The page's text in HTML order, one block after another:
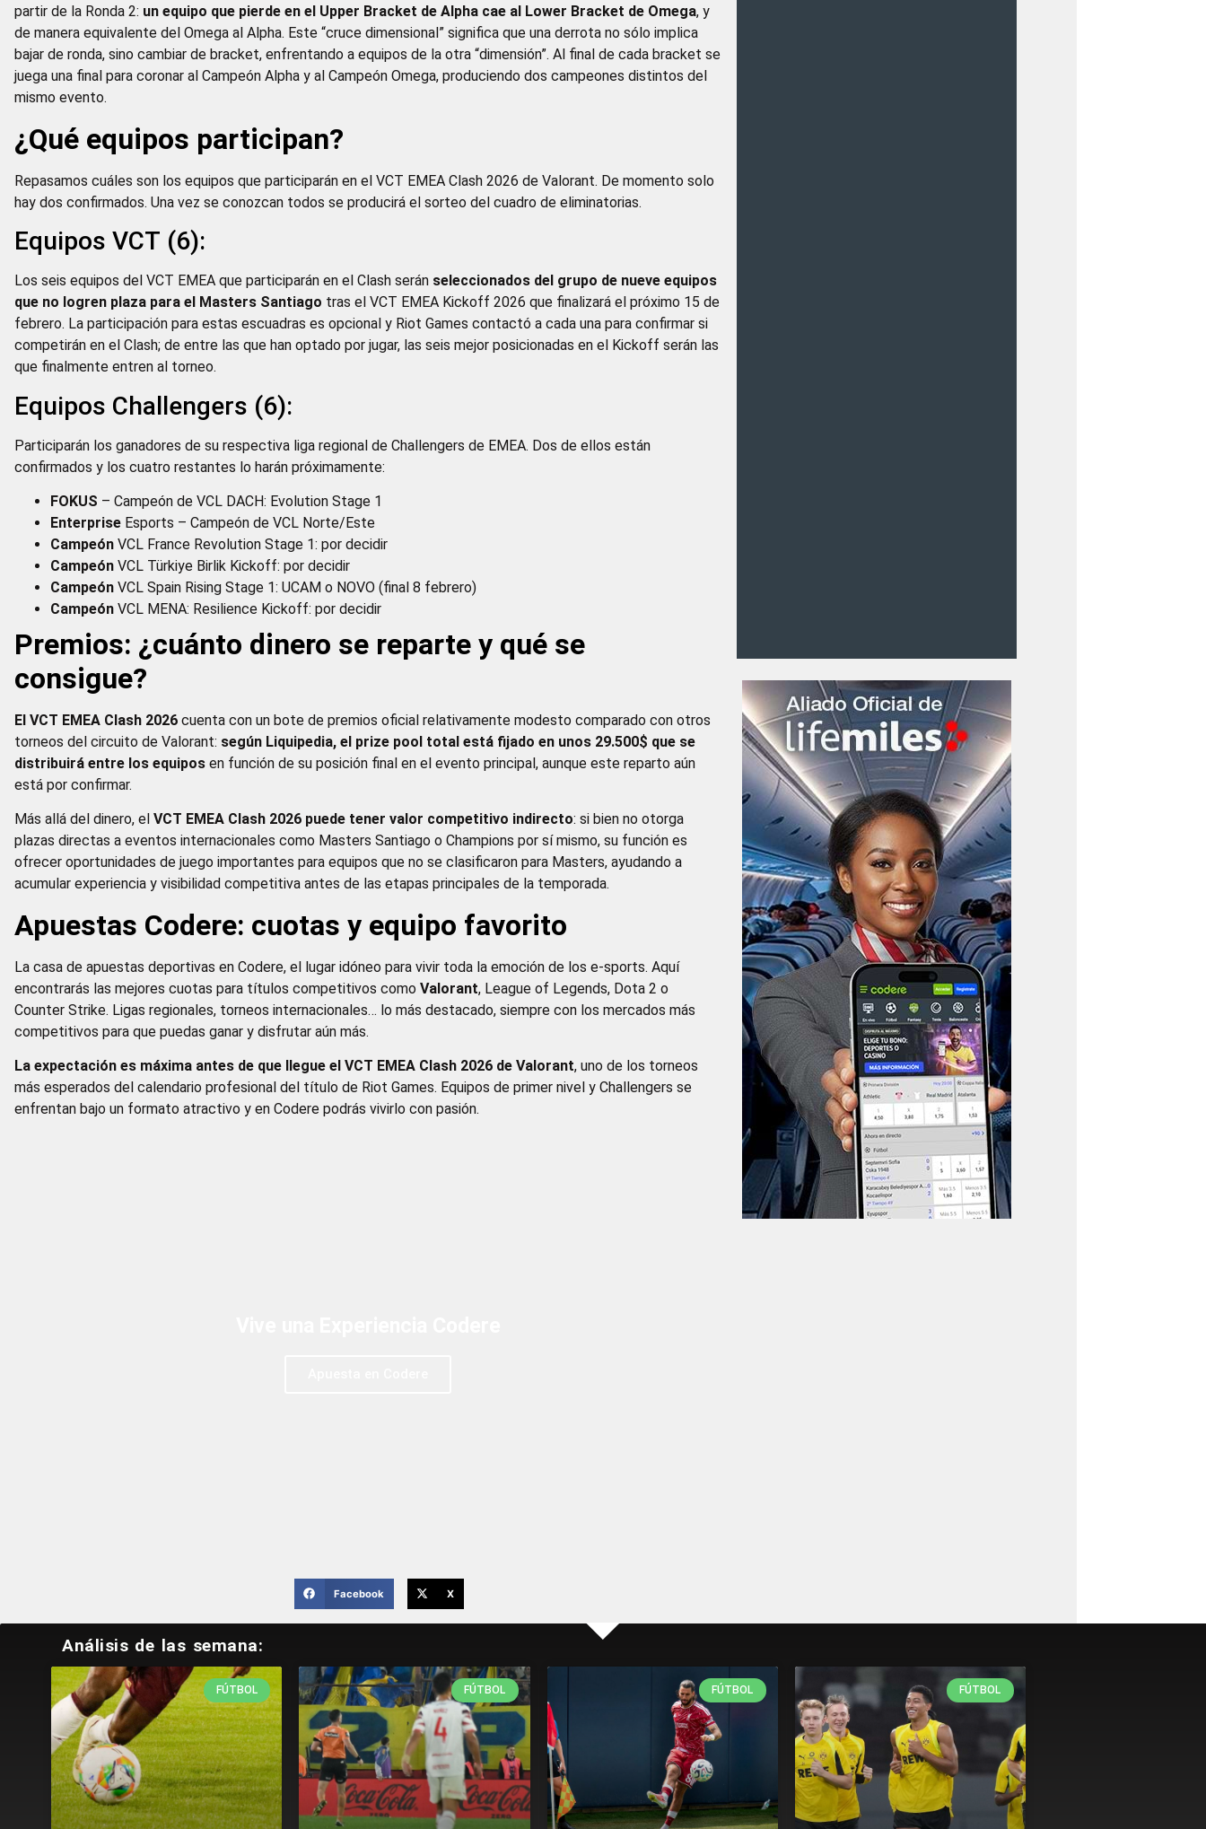
partir de la Ronda 2: un equipo que pierde en el Upper Bracket de Alpha cae al Lower Bracket de Omega, y
de manera equivalente del Omega al Alpha. Este “cruce dimensional” significa que una derrota no sólo implica
bajar de ronda, sino cambiar de bracket, enfrentando a equipos de la otra “dimensión”. Al final de cada bracket se
juega una final para coronar al Campeón Alpha y al Campeón Omega, produciendo dos campeones distintos del
mismo evento.
¿Qué equipos participan?
Repasamos cuáles son los equipos que participarán en el VCT EMEA Clash 2026 de Valorant. De momento solo
hay dos confirmados. Una vez se conozcan todos se producirá el sorteo del cuadro de eliminatorias.
Equipos VCT (6):
Los seis equipos del VCT EMEA que participarán en el Clash serán seleccionados del grupo de nueve equipos
que no logren plaza para el Masters Santiago tras el VCT EMEA Kickoff 2026 que finalizará el próximo 15 de
febrero. La participación para estas escuadras es opcional y Riot Games contactó a cada una para confirmar si
competirán en el Clash; de entre las que han optado por jugar, las seis mejor posicionadas en el Kickoff serán las
que finalmente entren al torneo.
Equipos Challengers (6):
Participarán los ganadores de su respectiva liga regional de Challengers de EMEA. Dos de ellos están
confirmados y los cuatro restantes lo harán próximamente:
FOKUS – Campeón de VCL DACH: Evolution Stage 1
Enterprise Esports – Campeón de VCL Norte/Este
CampeónVCL France Revolution Stage 1: por decidir
CampeónVCL Türkiye Birlik Kickoff: por decidir
CampeónVCL Spain Rising Stage 1: UCAM o NOVO (final 8 febrero)
CampeónVCL MENA: Resilience Kickoff: por decidir
Premios: ¿cuánto dinero se reparte y qué se
consigue?
El VCT EMEA Clash 2026 cuenta con un bote de premios oficial relativamente modesto comparado con otros
torneos del circuito de Valorant: según Liquipedia, el prize pool total está fijado en unos 29.500$ que se
distribuirá entre los equipos en función de su posición final en el evento principal, aunque este reparto aún
está por confirmar.
Más allá del dinero, el VCT EMEA Clash 2026 puede tener valor competitivo indirecto: si bien no otorga
plazas directas a eventos internacionales como Masters Santiago o Champions por sí mismo, su función es
ofrecer oportunidades de juego importantes para equipos que no se clasificaron para Masters, ayudando a
acumular experiencia y visibilidad competitiva antes de las etapas principales de la temporada.
Apuestas Codere: cuotas y equipo favorito
La casa de apuestas deportivas en Codere, el lugar idóneo para vivir toda la emoción de los e-sports. Aquí
encontrarás las mejores cuotas para títulos competitivos comoValorant, League of Legends, Dota 2 o
Counter Strike. Ligas regionales, torneos internacionales… lo más destacado, siempre con los mercados más
competitivos para que puedas ganar y disfrutar aún más.
La expectación es máxima antes de que llegue el VCT EMEA Clash 2026 de Valorant, uno de los torneos
más esperados del calendario profesional del título de Riot Games. Equipos de primer nivel y Challengers se
enfrentan bajo un formato atractivo y en Codere podrás vivirlo con pasión.
Facebook X
Análisis de las semana:
FÚTBOL FÚTBOL FÚTBOL FÚTBOL